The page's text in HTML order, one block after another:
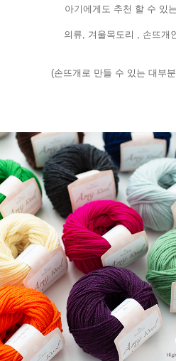
아기에게도 추천 할 수 있
의류, 겨울목도리 , 손뜨개
(손뜨개로 만들 수 있는 대부